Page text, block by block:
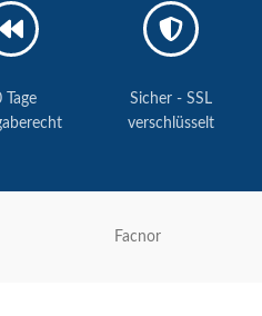
Tage
Sicher - SSL
verschlüsselt
Facnor